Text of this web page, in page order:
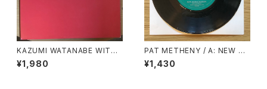
KAZUMI WATANABE WITH
LYUICHI SAKAMOTO / KYL
YN
¥1,980
PAT METHENY / A: NEW CH
AUTAUQUA / B: SUENO CO
N MEXICO
¥1,430